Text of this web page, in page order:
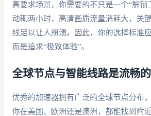
高要求场景，你需要的不只是一个“解锁
动辄两小时，高清画质流量消耗大，关
线足以让人崩溃。因此，你的选择标准应
而是追求“极致体验”。
全球节点与智能线路是流畅
优秀的加速器拥有广泛的全球节点分布
你在美国、欧洲还是澳洲，都能找到附